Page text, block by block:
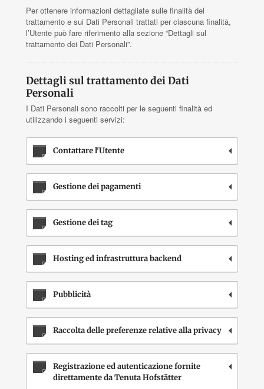
Per ottenere informazioni dettagliate sulle finalità del
trattamento e sui Dati Personali trattati per ciascuna finalità,
l’Utente può fare riferimento alla sezione “Dettagli sul
trattamento dei Dati Personali”.
Dettagli sul trattamento dei Dati
Personali
I Dati Personali sono raccolti per le seguenti finalità ed
utilizzando i seguenti servizi:
Contattare l'Utente
Gestione dei pagamenti
Gestione dei tag
Hosting ed infrastruttura backend
Pubblicità
Raccolta delle preferenze relative alla privacy
Registrazione ed autenticazione fornite
direttamente da Tenuta Hofstätter